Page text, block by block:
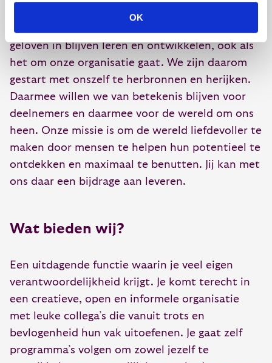
OK
onze KIM een van de meest gevolgde
leiderschapsprogramma’s van Nederland. Wij
geloven in blijven leren en ontwikkelen, ook als
het om onze organisatie gaat. We zijn daarom
gestart met onszelf te herbronnen en herijken.
Daarmee willen we van betekenis blijven voor
deelnemers en daarmee voor de wereld om ons
heen. Onze missie is om de wereld liefdevoller te
maken door mensen te helpen hun potentieel te
ontdekken en maximaal te benutten. Jij kan met
ons daar een bijdrage aan leveren.
Wat bieden wij?
Een uitdagende functie waarin je veel eigen
verantwoordelijkheid krijgt. Je komt terecht in
een creatieve, open en informele organisatie
met leuke collega’s die vanuit trots en
bevlogenheid hun vak uitoefenen. Je gaat zelf
programma’s volgen om zowel jezelf te